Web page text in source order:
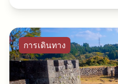
การเดินทาง